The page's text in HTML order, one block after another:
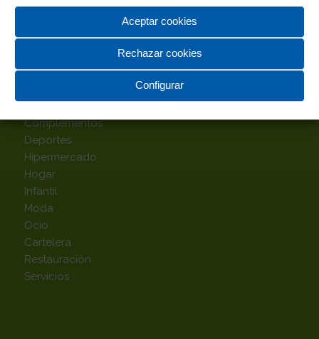
Aceptar cookies
Rechazar cookies
Configurar
Alimentación
Complementos
Deportes
Hipermercado
Hogar
Infantil
Moda
Ocio
Cartelera
Restauración
Servicios